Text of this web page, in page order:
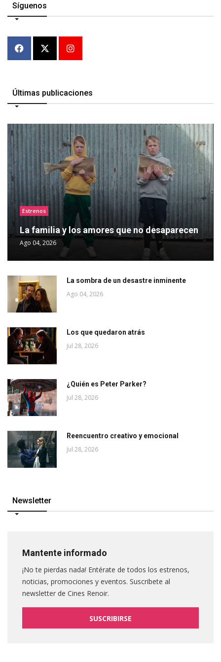
Síguenos
Últimas publicaciones
Estrenos
La familia y los amores que no desaparecen
Ago 04, 2026
La sombra de un desastre inminente
Ago 04, 2026
Los que quedaron atrás
Jul 28, 2026
¿Quién es Peter Parker?
Jul 28, 2026
Reencuentro creativo y emocional
Jul 28, 2026
Newsletter
Mantente informado
¡No te pierdas nada! Entérate de todos los estrenos,
noticias, promociones y eventos. Suscribete al
newsletter de Cines Renoir.
SUSCRIBIRSE